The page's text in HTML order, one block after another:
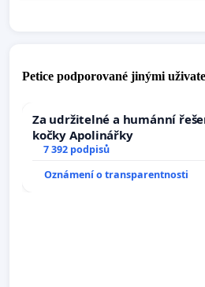
Petice podporované jinými
Za udržitelné a humánní
kočky Apolinářky
7 392 podpisů
Oznámení o transparentnosti